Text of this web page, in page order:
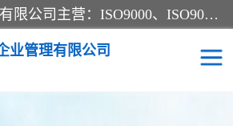
杭州贝安企业管理有限公司主营：ISO9000、ISO9000认证、ISO9001认证、ISO14000认证、ISO14001认证等系列企业认证服务。
业管理有限公司